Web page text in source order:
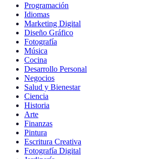
Programación
Idiomas
Marketing Digital
Diseño Gráfico
Fotografía
Música
Cocina
Desarrollo Personal
Negocios
Salud y Bienestar
Ciencia
Historia
Arte
Finanzas
Pintura
Escritura Creativa
Fotografía Digital